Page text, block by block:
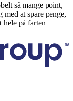
så mange point,
at spare penge,
hele på farten.